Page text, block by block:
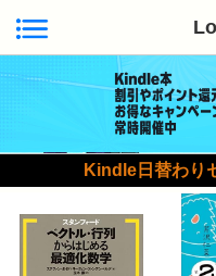
Kindle日替わり